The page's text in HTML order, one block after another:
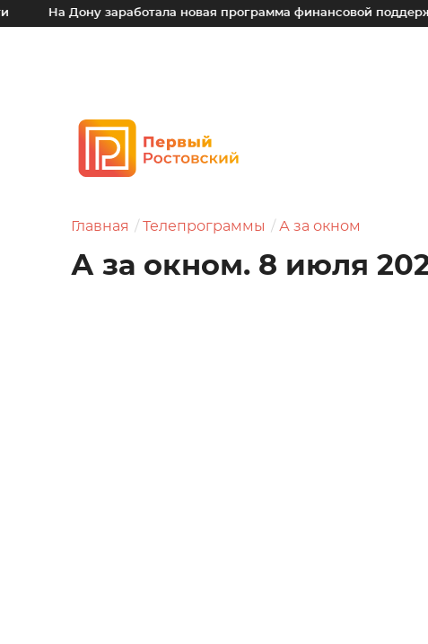
заработала новая программа финансовой поддержки для
Главная Телепрограммы А за окном
А за окном. 8 июля